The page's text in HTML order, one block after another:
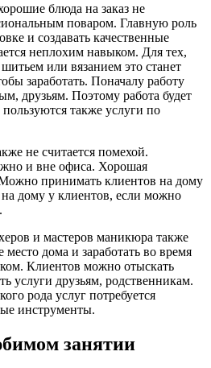
блюда на заказ не
поваром. Главную роль
и создавать качественные
неплохим навыком. Для тех,
или вязанием это станет
заработать. Поначалу работу
друзьям. Поэтому работа будет
также услуги по
не считается помехой.
и вне офиса. Хорошая
принимать клиентов на дому
дому у клиентов, если можно
и мастеров маникюра также
дома и заработать во время
Клиентов можно отыскать
услуги друзьям, родственникам.
рода услуг потребуется
инструменты.
занятии